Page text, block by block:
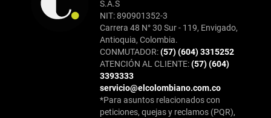
S.A.S
NIT: 890901352-3
Carrera 48 N° 30 Sur - 119, Envigado,
Antioquia, Colombia.
CONMUTADOR:(57) (604) 3315252
ATENCIÓN AL CLIENTE:(57) (604)
3393333
servicio@elcolombiano.com.co
*Para asuntos relacionados con
peticiones, quejas y reclamos (PQR),